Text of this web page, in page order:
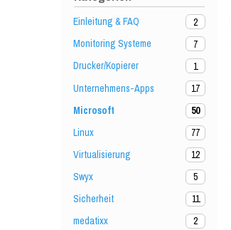
Einleitung & FAQ
2
Monitoring Systeme
7
Drucker/Kopierer
1
Unternehmens-Apps
17
Microsoft
50
Linux
77
Virtualisierung
12
Swyx
5
Sicherheit
11
medatixx
2